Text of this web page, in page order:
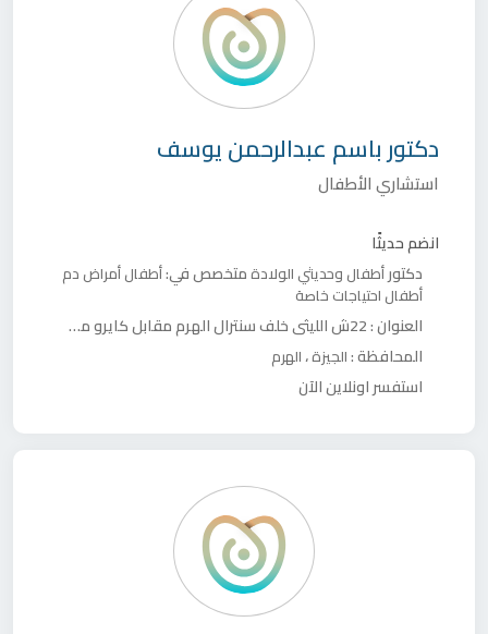
دكتورباسم عبدالرحمن يوسف
استشاري الأطفال
انضم حديثًا
دكتورأطفال وحديثي الولادةمتخصص في:أطفالأمراض دم
أطفال احتياجات خاصة
العنوان :22ش الليثى خلف سنترال الهرم مقابل كايرو مول
المحافظة :الجيزة،الهرم
استفسر اونلاين الآن